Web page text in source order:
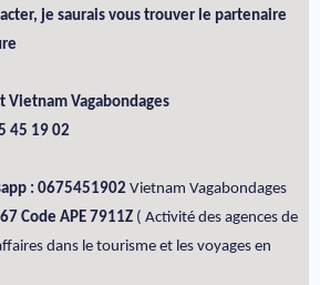
je saurais vous trouver le partenaire
Vietnam Vagabondages
45 19 02
: 0675451902 Vietnam Vagabondages
Code APE 7911Z ( Activité des agences de
dans le tourisme et les voyages en